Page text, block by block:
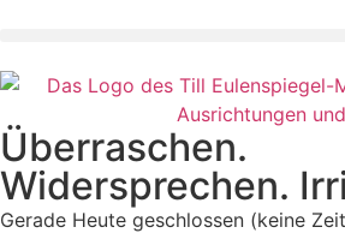
Überraschen.
Widersprechen.
Gerade Heute geschlossen (keine